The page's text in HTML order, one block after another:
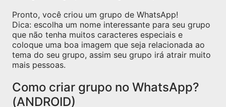
Pronto, você criou um grupo de WhatsApp!
Dica: escolha um nome interessante para seu grupo
que não tenha muitos caracteres especiais e
coloque uma boa imagem que seja relacionada ao
tema do seu grupo, assim seu grupo irá atrair muito
mais pessoas.
Como criar grupo no WhatsApp?
(ANDROID)